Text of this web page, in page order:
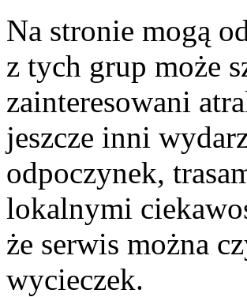
Na stronie mogą
z tych grup może
zainteresowani
jeszcze inni
odpoczynek,
lokalnymi
że serwis można
wycieczek.